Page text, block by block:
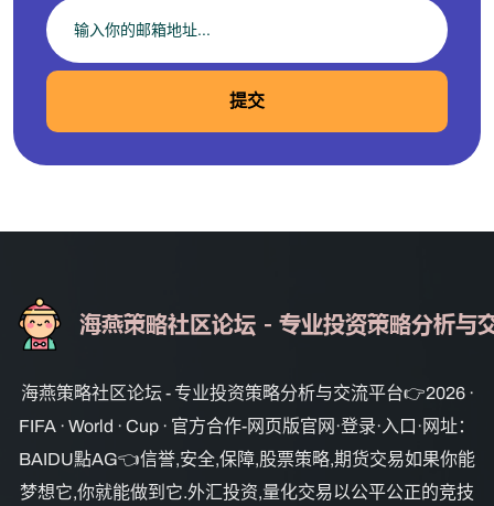
提交
海燕策略社区论坛 - 专业投资策略分析与交流平台👉2026 ·
FIFA · World · Cup · 官方合作-网页版官网·登录·入口·网址：
BAIDU點AG👈信誉,安全,保障,股票策略,期货交易如果你能
梦想它,你就能做到它.外汇投资,量化交易以公平公正的竞技